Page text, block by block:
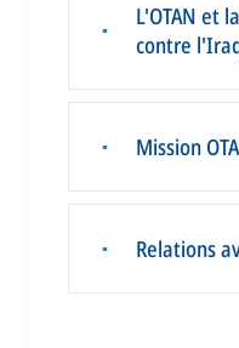
▪
L'OTAN et
contre
▪ Mission
▪ Relations